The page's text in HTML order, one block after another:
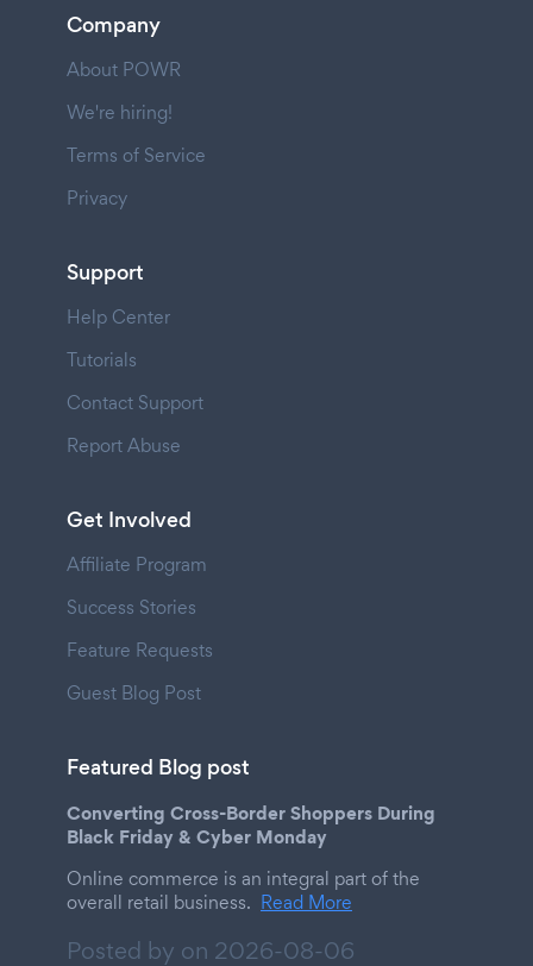
Company
About POWR
We're hiring!
Terms of Service
Privacy
Support
Help Center
Tutorials
Contact Support
Report Abuse
Get Involved
Affiliate Program
Success Stories
Feature Requests
Guest Blog Post
Featured Blog post
Converting Cross-Border Shoppers During
Black Friday & Cyber Monday
Online commerce is an integral part of the
overall retail business. Read More
Posted by on 2026-08-06